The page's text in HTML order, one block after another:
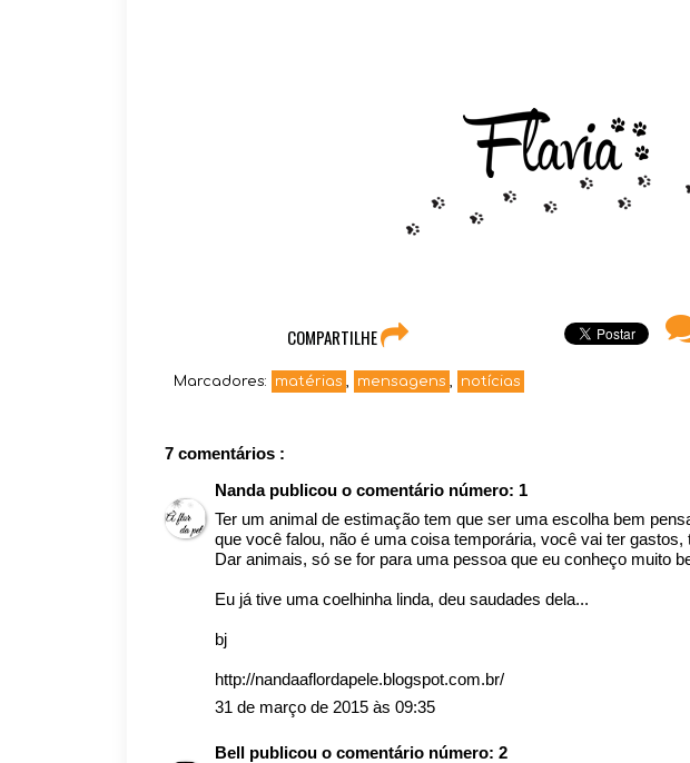
COMPARTILHE
Marcadores: matérias , mensagens , notícias
7 comentários :
Nanda publicou o comentário número: 1
Ter um animal de estimação tem que ser uma escolha bem
que você falou, não é uma coisa temporária, você vai ter gastos,
Dar animais, só se for para uma pessoa que eu conheço muito
Eu já tive uma coelhinha linda, deu saudades dela...
bj
http://nandaaflordapele.blogspot.com.br/
31 de março de 2015 às 09:35
Bell publicou o comentário número: 2